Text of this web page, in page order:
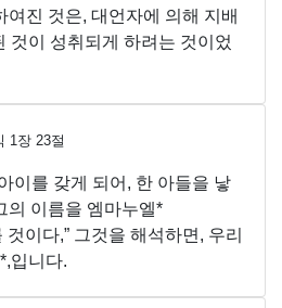
여진 것은, 대언자에 의해 지배
것이 성취되게 하려는 것이었
1장 23절
이를 갖게 되어, 한 아들을 낳
의 이름을 엠마누엘*
이다,” 그것을 해석하면, 우리
입니다.